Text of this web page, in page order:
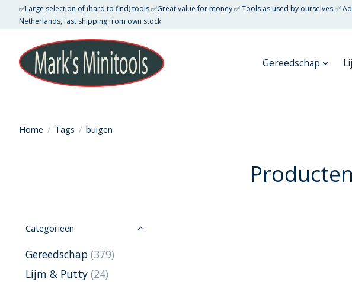
✅Large selection of (hard to find) tools ✅Great value for money ✅ Tools as used by ourselves ✅
Netherlands, fast shipping from own stock
Gereedschap
Home / Tags / buigen
Categorieën
Gereedschap (379)
Lijm & Putty (24)